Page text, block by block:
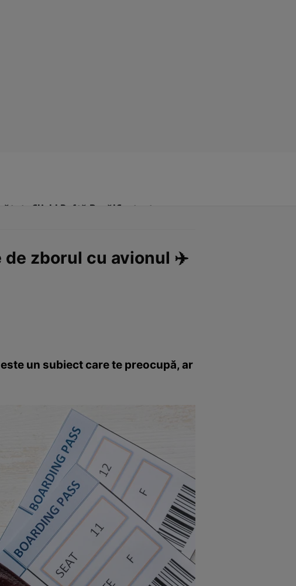
Click! Poftă Bună!Contact
de zborul cu avionul ✈️
un subiect care te preocupă, ar